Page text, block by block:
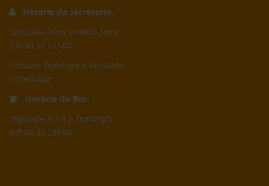
Horário da secretaria:
Segunda-feira a Sexta-feira:
13h30 às 21h00
Sábado, Domingo e Feriados:
Encerrado
Horário do Bar:
Segunda-feira a Domingo:
08h00 às 23h00